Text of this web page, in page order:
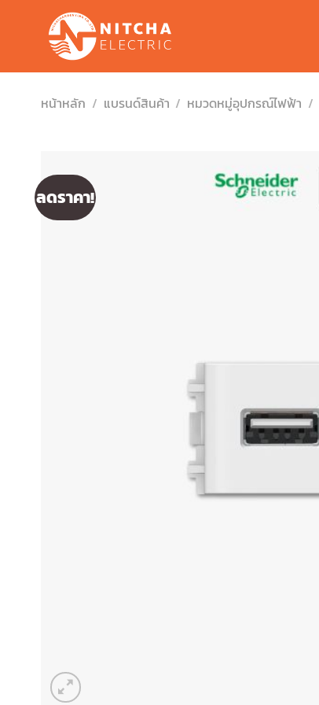
หน้าหลัก / แบรนด์สินค้า / หมวดหมู่อุปกรณ์ไฟฟ้า /
ลดราคา!